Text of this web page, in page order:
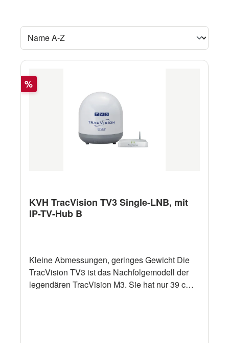
Rabatt
%
KVH TracVision TV3 Single-LNB, mit
IP-TV-Hub B
Kleine Abmessungen, geringes Gewicht Die
TracVision TV3 ist das Nachfolgemodell der
legendären TracVision M3. Sie hat nur 39 cm